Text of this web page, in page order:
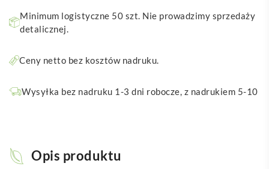
Minimum logistyczne 50 szt. Nie prowadzimy sprzedaży
detalicznej.
Ceny netto bez kosztów nadruku.
Wysyłka bez nadruku 1-3 dni robocze, z nadrukiem 5-10
Opis produktu